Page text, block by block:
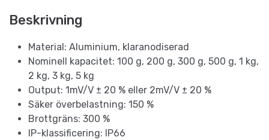
Beskrivning
Material: Aluminium, klaranodiserad
Nominell kapacitet: 100 g, 200 g, 300 g, 500 g, 1 kg,
2 kg, 3 kg, 5 kg
Output: 1mV/V ± 20 % eller 2mV/V ± 20 %
Säker överbelastning: 150 %
Brottgräns: 300 %
IP-klassificering: IP66